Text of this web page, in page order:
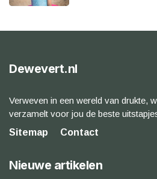
Dewevert.nl
Verweven in een wereld van drukte,
verzamelt voor jou de beste
Sitemap
Contact
Nieuwe artikelen